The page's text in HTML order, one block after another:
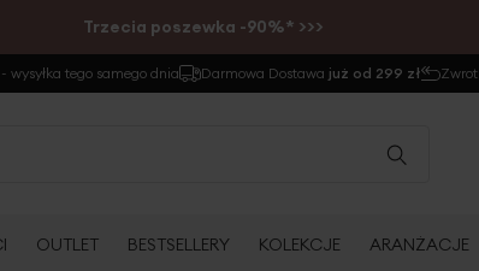
Trzecia poszewka -90%* >>>
- wysyłka tego samego dnia Darmowa Dostawa już od 299 zł Zwrot
OUTLET BESTSELLERY KOLEKCJE ARANŻACJE